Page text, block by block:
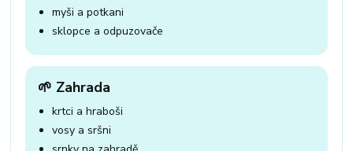
myši a potkani
sklopce a odpuzovače
🌱 Zahrada
krtci a hraboši
vosy a sršni